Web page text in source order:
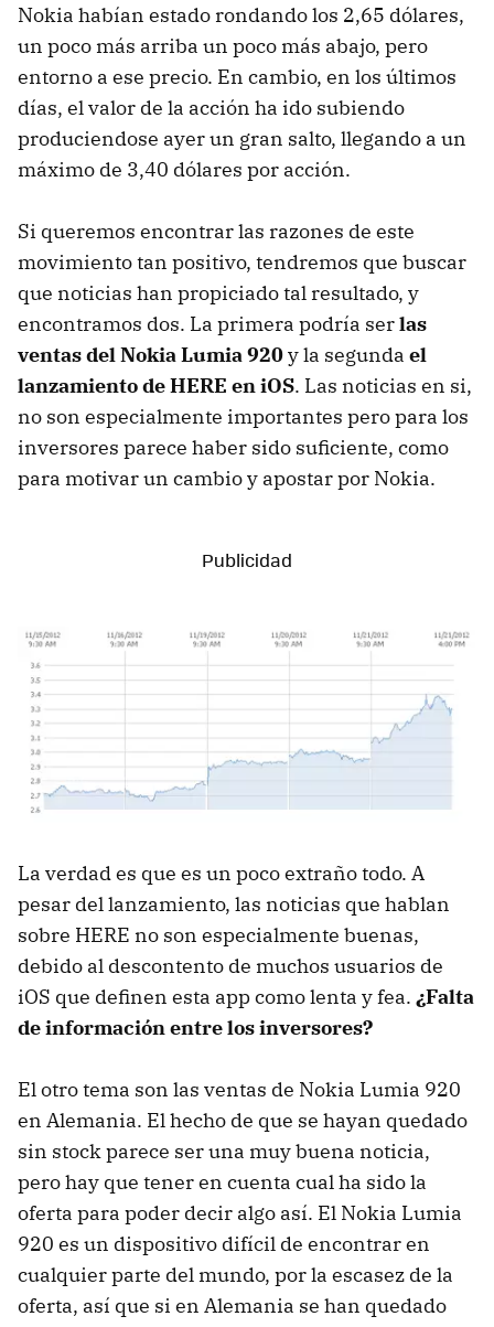
Nokia habían estado rondando los 2,65 dólares,
un poco más arriba un poco más abajo, pero
entorno a ese precio. En cambio, en los últimos
días, el valor de la acción ha ido subiendo
produciendose ayer un gran salto, llegando a un
máximo de 3,40 dólares por acción.
Si queremos encontrar las razones de este
movimiento tan positivo, tendremos que buscar
que noticias han propiciado tal resultado, y
encontramos dos. La primera podría serlas
ventas del Nokia Lumia 920y la segunda el
lanzamiento de HERE en iOS. Las noticias en si,
no son especialmente importantes pero para los
inversores parece haber sido suficiente, como
para motivar un cambio y apostar por Nokia.
La verdad es que es un poco extraño todo. A
pesar del lanzamiento, las noticias que hablan
sobre HERE no son especialmente buenas,
debido al descontento de muchos usuarios de
iOS que definen esta app como lenta y fea. ¿Falta
de información entre los inversores?
El otro tema son las ventas de Nokia Lumia 920
en Alemania. El hecho de que se hayan quedado
sin stock parece ser una muy buena noticia,
pero hay que tener en cuenta cual ha sido la
oferta para poder decir algo así. El Nokia Lumia
920 es un dispositivo difícil de encontrar en
cualquier parte del mundo, por la escasez de la
oferta, así que si en Alemania se han quedado